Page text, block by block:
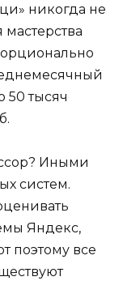
никогда не
50 тысяч
Иными
систем.
Яндекс,
поэтому все